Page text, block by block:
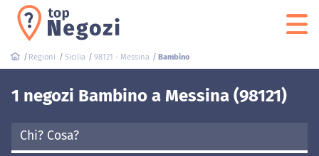
Regioni Sicilia 98121 - Messina Bambino
1 negozi Bambino a Messina (98121)